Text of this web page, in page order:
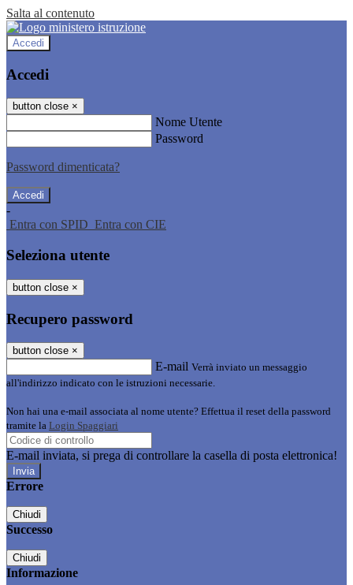
Salta al contenuto
Accedi
Accedi
button close ×
Nome Utente
Password
Password dimenticata?
-
Entra con SPID Entra con CIE
Seleziona utente
button close ×
Recupero password
button close ×
E-mail Verrà inviato un messaggio
all'indirizzo indicato con le istruzioni necessarie.
Non hai una e-mail associata al nome utente? Effettua il reset della password
tramite la Login Spaggiari
E-mail inviata, si prega di controllare la casella di posta elettronica!
Errore
Chiudi
Successo
Chiudi
Informazione